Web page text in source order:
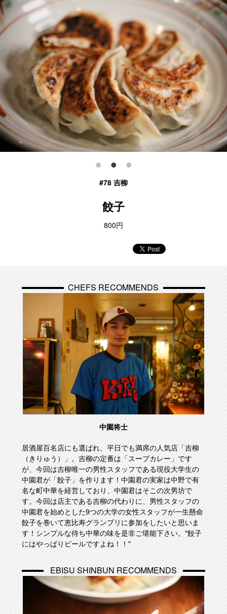
#78 吉柳
餃子
800円
CHEFS RECOMMENDS
中園将士
居酒屋百名店にも選ばれ、平日でも満席の人気店「吉柳
（きりゅう）」。吉柳の定番は「スープカレー」です
が、今回は吉柳唯一の男性スタッフである現役大学生の
中園君が「餃子」を作ります！中園君の実家は中野で有
名な町中華を経営しており、中園君はそこの次男坊で
す。今回は店主である吉柳の代わりに、男性スタッフの
中園君を始めとした9つの大学の女性スタッフが一生懸命
餃子を巻いて恵比寿グランプリに参加をしたいと思いま
す！シンプルな待ち中華の味を是非ご堪能下さい。"餃子
にはやっぱりビールですよね！！"
EBISU SHINBUN RECOMMENDS